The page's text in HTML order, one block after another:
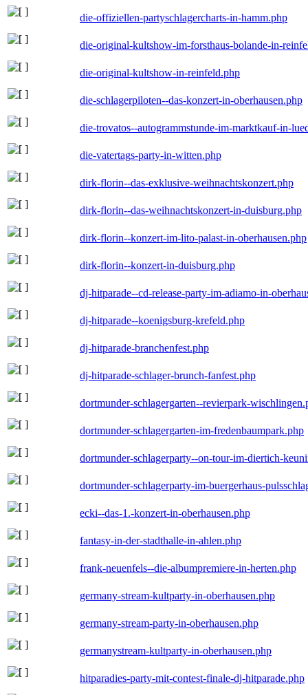
die-offiziellen-partyschlagercharts-in-hamm.php
die-original-kultshow-im-forsthaus-bolande-in-
die-original-kultshow-in-reinfeld.php
die-schlagerpiloten--das-konzert-in-oberhausen.php
die-trovatos--autogrammstunde-im-marktkauf-in-
die-vatertags-party-in-witten.php
dirk-florin--das-exklusive-weihnachtskonzert.php
dirk-florin--das-weihnachtskonzert-in-duisburg.php
dirk-florin--konzert-im-lito-palast-in-oberhausen.php
dirk-florin--konzert-in-duisburg.php
dj-hitparade--cd-release-party-im-adiamo-in-
dj-hitparade--koenigsburg-krefeld.php
dj-hitparade-branchenfest.php
dj-hitparade-schlager-brunch-fanfest.php
dortmunder-schlagergarten--revierpark-
dortmunder-schlagergarten-im-fredenbaumpark.php
dortmunder-schlagerparty--on-tour-im-diertich-
dortmunder-schlagerparty-im-buergerhaus-
ecki--das-1.-konzert-in-oberhausen.php
fantasy-in-der-stadthalle-in-ahlen.php
frank-neuenfels--die-albumpremiere-in-herten.php
germany-stream-kultparty-in-oberhausen.php
germany-stream-party-in-oberhausen.php
germanystream-kultparty-in-oberhausen.php
hitparadies-party-mit-contest-finale-dj-hitparade.php